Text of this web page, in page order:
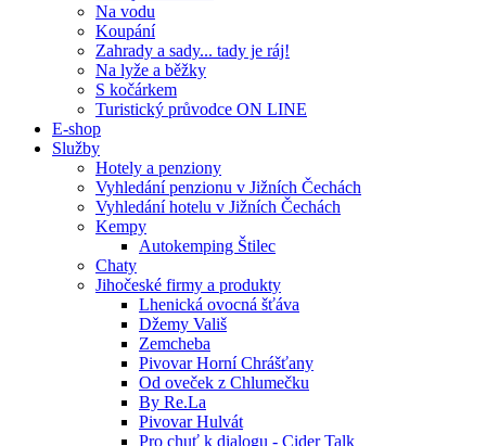
Na vodu
Koupání
Zahrady a sady... tady je ráj!
Na lyže a běžky
S kočárkem
Turistický průvodce ON LINE
E-shop
Služby
Hotely a penziony
Vyhledání penzionu v Jižních Čechách
Vyhledání hotelu v Jižních Čechách
Kempy
Autokemping Štilec
Chaty
Jihočeské firmy a produkty
Lhenická ovocná šťáva
Džemy Vališ
Zemcheba
Pivovar Horní Chrášťany
Od oveček z Chlumečku
By Re.La
Pivovar Hulvát
Pro chuť k dialogu - Cider Talk